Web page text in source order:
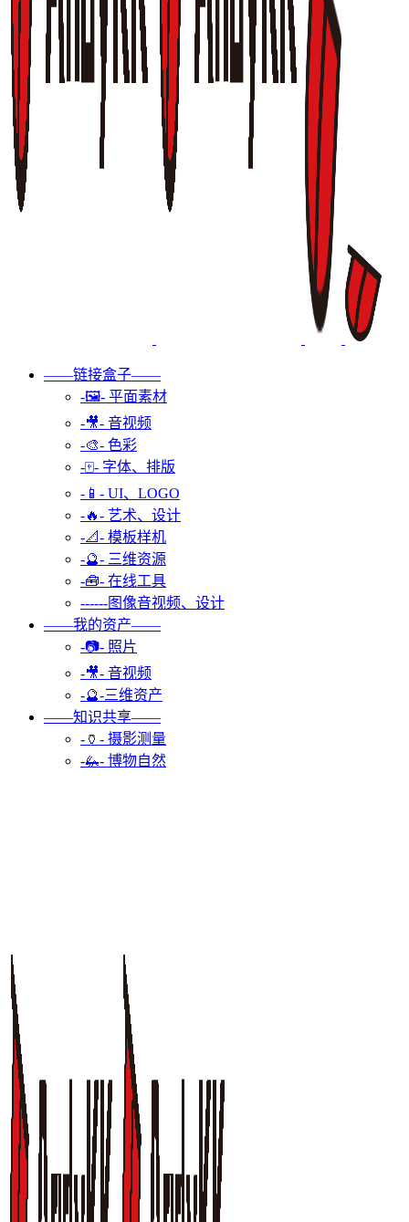
——链接盒子——
-🖼️- 平面素材
-🎥- 音视频
-🎨- 色彩
-🀄- 字体、排版
-📱- UI、LOGO
-🔥- 艺术、设计
-📐- 模板样机
-🔮- 三维资源
-🧰- 在线工具
------图像音视频、设计
——我的资产——
-📷- 照片
-🎥- 音视频
-🔮-三维资产
——知识共享——
-🏺- 摄影测量
-🦗- 博物自然